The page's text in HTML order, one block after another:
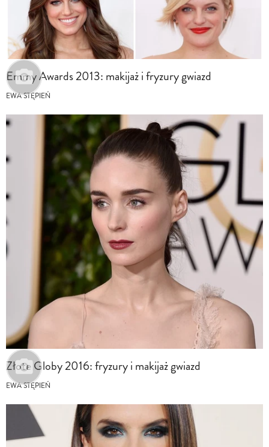
Emmy Awards 2013: makijaż i fryzury gwiazd
EWA STĘPIEŃ
Złote Globy 2016: fryzury i makijaż gwiazd
EWA STĘPIEŃ